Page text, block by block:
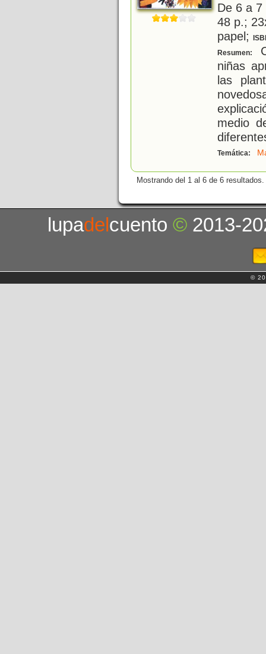
De 6 a
48 p.;
papel;
Resumen:
niñas
las
medio
Temática:
Mostrando del 1 al 6 de 6 resultados.
lupadelcuento© 2013-
©